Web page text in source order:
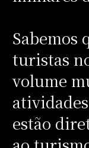
Sabemos
turistas
volume
estão